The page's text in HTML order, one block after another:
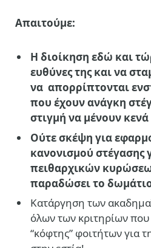
Απαιτούμε:
Η διοίκηση εδώ και
ευθύνες της και να
να απορρίπτονται
που έχουν ανάγκη
στιγμή να μένουν
Ούτε σκέψη για
κανονισμού στέγασης
πειθαρχικών
παραδώσει το
Κατάργηση των
όλων των κριτηρίων
“κόφτης” φοιτήτων για